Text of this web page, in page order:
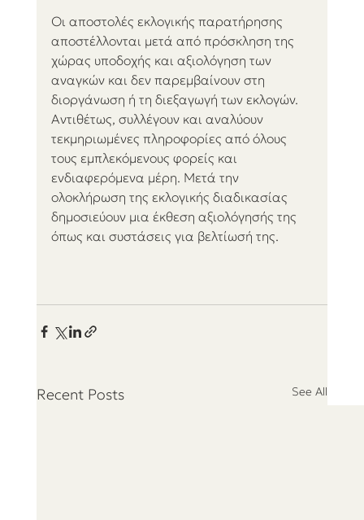
Οι αποστολές εκλογικής παρατήρησης
αποστέλλονται μετά από πρόσκληση της
χώρας υποδοχής και αξιολόγηση των
αναγκών και δεν παρεμβαίνουν στη
διοργάνωση ή τη διεξαγωγή των εκλογών.
Αντιθέτως, συλλέγουν και αναλύουν
τεκμηριωμένες πληροφορίες από όλους
τους εμπλεκόμενους φορείς και
ενδιαφερόμενα μέρη. Μετά την
ολοκλήρωση της εκλογικής διαδικασίας
δημοσιεύουν μια έκθεση αξιολόγησής της
όπως και συστάσεις για βελτίωσή της.
Recent Posts See All